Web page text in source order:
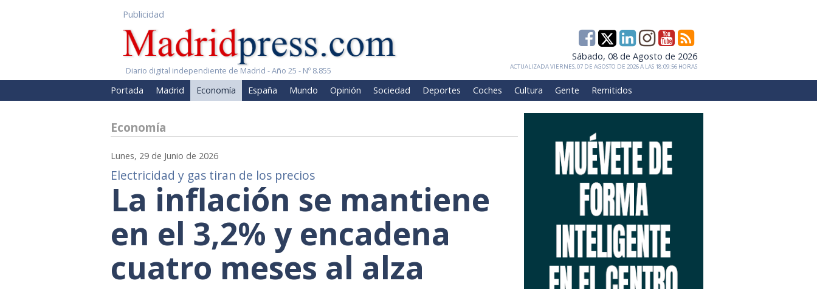
Publicidad
Diario digital independiente de Madrid - Año 25 - Nº 8.855
Sábado, 08 de Agosto de 2026
ACTUALIZADA VIERNES, 07 DE AGOSTO DE 2026 A LAS 18:09:56 HORAS
Portada Madrid Economía España Mundo Opinión Sociedad Deportes Coches Cultura Gente Remitidos
Economía
Lunes, 29 de Junio de 2026
Electricidad y gas tiran de los precios
La inflación se mantiene
en el 3,2% y encadena
cuatro meses al alza